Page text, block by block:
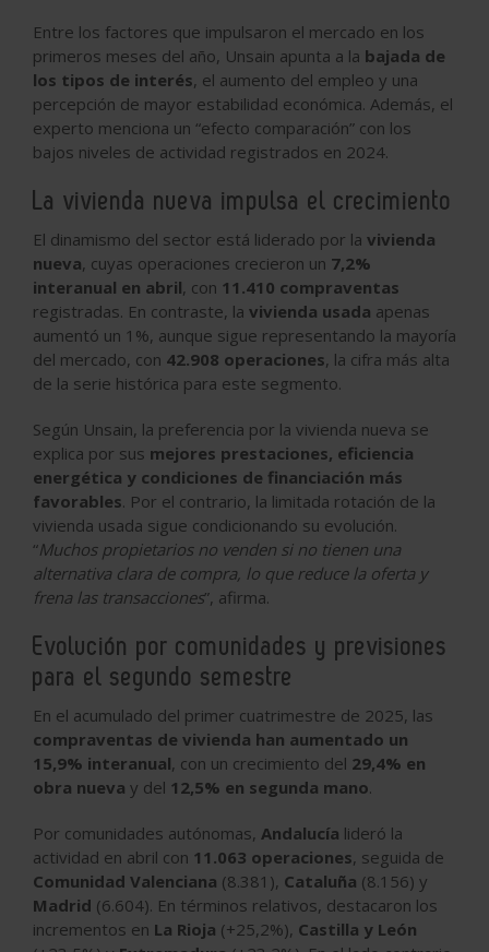
Entre los factores que impulsaron el mercado en los
primeros meses del año, Unsain apunta a la bajada de
los tipos de interés, el aumento del empleo y una
percepción de mayor estabilidad económica. Además, el
experto menciona un “efecto comparación” con los
bajos niveles de actividad registrados en 2024.
La vivienda nueva impulsa el crecimiento
El dinamismo del sector está liderado por la vivienda
nueva, cuyas operaciones crecieron un 7,2%
interanual en abril, con 11.410 compraventas
registradas. En contraste, la vivienda usada apenas
aumentó un 1%, aunque sigue representando la mayoría
del mercado, con 42.908 operaciones, la cifra más alta
de la serie histórica para este segmento.
Según Unsain, la preferencia por la vivienda nueva se
explica por sus mejores prestaciones, eficiencia
energética y condiciones de financiación más
favorables. Por el contrario, la limitada rotación de la
vivienda usada sigue condicionando su evolución.
“Muchos propietarios no venden si no tienen una
alternativa clara de compra, lo que reduce la oferta y
frena las transacciones”, afirma.
Evolución por comunidades y previsiones
para el segundo semestre
En el acumulado del primer cuatrimestre de 2025, las
compraventas de vivienda han aumentado un
15,9% interanual, con un crecimiento del 29,4% en
obra nueva y del 12,5% en segunda mano.
Por comunidades autónomas, Andalucía lideró la
actividad en abril con 11.063 operaciones, seguida de
Comunidad Valenciana (8.381), Cataluña (8.156) y
Madrid (6.604). En términos relativos, destacaron los
incrementos en La Rioja (+25,2%), Castilla y León